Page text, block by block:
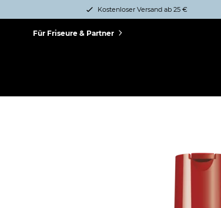
Kostenloser Versand ab 25 €
Für Friseure & Partner